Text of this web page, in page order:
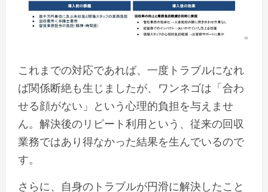
これまでの対応であれば、一度トラブルになれ
ば関係断絶も生じましたが、ワンネゴは「合わ
せる顔がない」という心理的負担を与えませ
ん。解決後のリピート利用という、従来の回収
業務ではあり得なかった結果を生んでいるので
す。
さらに、自身のトラブルが円滑に解決したこと